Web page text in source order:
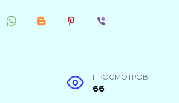
ПРОСМОТРОВ
66